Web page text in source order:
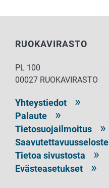
RUOKAVIRASTO
PL 100
00027 RUOKAVIRASTO
Yhteystiedot
Palaute
Tietosuojailmoitus
Saavutettavuusseloste
Tietoa sivustosta
Evästeasetukset